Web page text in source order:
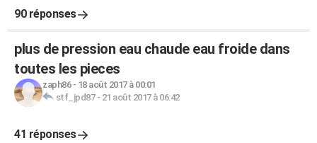
90 réponses
plus de pression eau chaude eau froide dans
toutes les pieces
zaph86- 18 août 2017 à 00:01
stf_jpd87- 21 août 2017 à 06:42
41 réponses